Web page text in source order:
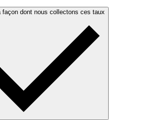
façon dont nous collectons ces taux